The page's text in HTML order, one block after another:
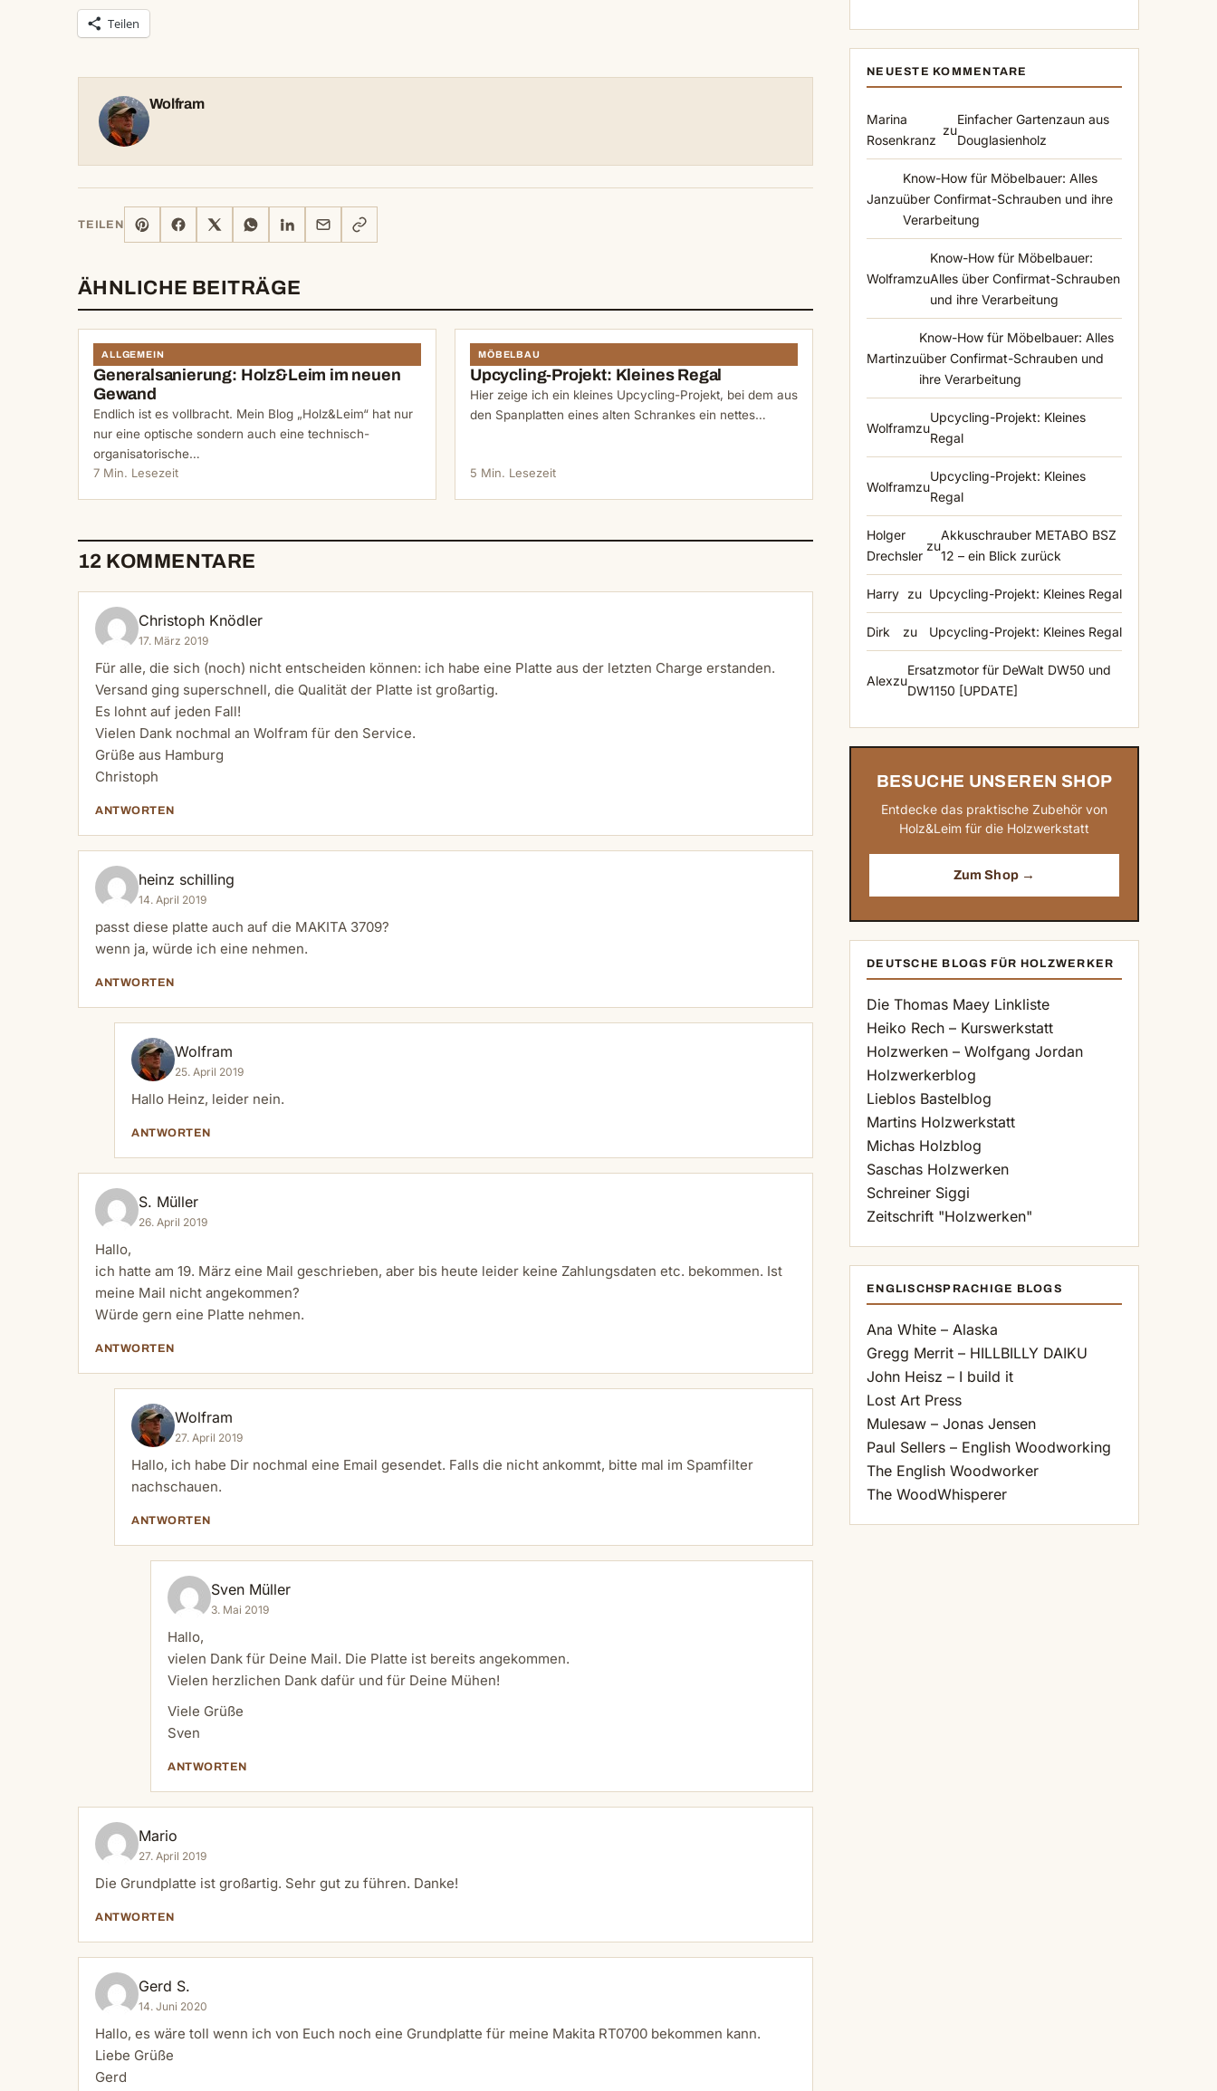
Teilen
Wolfram
TEILEN
PINTERESTFACEBOOK WHATSAPPLINKEDIN
MAIL
LINK
KOPIEREN
ÄHNLICHE BEITRÄGE
ALLGEMEIN
Generalsanierung: Holz&Leim im neuen
Gewand
Endlich ist es vollbracht. Mein Blog „Holz&Leim“ hat nur
nur eine optische sondern auch eine technisch-
organisatorische…
7 Min. Lesezeit
MÖBELBAU
Upcycling-Projekt: Kleines Regal
Hier zeige ich ein kleines Upcycling-Projekt, bei dem aus
den Spanplatten eines alten Schrankes ein nettes…
5 Min. Lesezeit
12 KOMMENTARE
Christoph Knödler
17. März 2019
Für alle, die sich (noch) nicht entscheiden können: ich habe eine Platte aus der letzten Charge erstanden.
Versand ging superschnell, die Qualität der Platte ist großartig.
Es lohnt auf jeden Fall!
Vielen Dank nochmal an Wolfram für den Service.
Grüße aus Hamburg
Christoph
ANTWORTEN
heinz schilling
14. April 2019
passt diese platte auch auf die MAKITA 3709?
wenn ja, würde ich eine nehmen.
ANTWORTEN
Wolfram
25. April 2019
Hallo Heinz, leider nein.
ANTWORTEN
S. Müller
26. April 2019
Hallo,
ich hatte am 19. März eine Mail geschrieben, aber bis heute leider keine Zahlungsdaten etc. bekommen. Ist
meine Mail nicht angekommen?
Würde gern eine Platte nehmen.
ANTWORTEN
Wolfram
27. April 2019
Hallo, ich habe Dir nochmal eine Email gesendet. Falls die nicht ankommt, bitte mal im Spamfilter
nachschauen.
ANTWORTEN
Sven Müller
3. Mai 2019
Hallo,
vielen Dank für Deine Mail. Die Platte ist bereits angekommen.
Vielen herzlichen Dank dafür und für Deine Mühen!
Viele Grüße
Sven
ANTWORTEN
Mario
27. April 2019
Die Grundplatte ist großartig. Sehr gut zu führen. Danke!
ANTWORTEN
Gerd S.
14. Juni 2020
Hallo, es wäre toll wenn ich von Euch noch eine Grundplatte für meine Makita RT0700 bekommen kann.
Liebe Grüße
Gerd
NEUESTE KOMMENTARE
Marina
Rosenkranz
zu
Einfacher Gartenzaun aus
Douglasienholz
Janzu
Know-How für Möbelbauer: Alles
über Confirmat-Schrauben und ihre
Verarbeitung
Wolframzu
Know-How für Möbelbauer:
Alles über Confirmat-Schrauben
und ihre Verarbeitung
Martinzu
Know-How für Möbelbauer: Alles
über Confirmat-Schrauben und
ihre Verarbeitung
Wolframzu
Upcycling-Projekt: Kleines
Regal
Wolframzu
Upcycling-Projekt: Kleines
Regal
Holger
Drechsler
zu
Akkuschrauber METABO BSZ
12 – ein Blick zurück
Harry zu Upcycling-Projekt: Kleines Regal
Dirk zu Upcycling-Projekt: Kleines Regal
Alexzu
Ersatzmotor für DeWalt DW50 und
DW1150 [UPDATE]
BESUCHE UNSEREN SHOP
Entdecke das praktische Zubehör von
Holz&Leim für die Holzwerkstatt
Zum Shop →
DEUTSCHE BLOGS FÜR HOLZWERKER
Die Thomas Maey Linkliste
Heiko Rech – Kurswerkstatt
Holzwerken – Wolfgang Jordan
Holzwerkerblog
Lieblos Bastelblog
Martins Holzwerkstatt
Michas Holzblog
Saschas Holzwerken
Schreiner Siggi
Zeitschrift "Holzwerken"
ENGLISCHSPRACHIGE BLOGS
Ana White – Alaska
Gregg Merrit – HILLBILLY DAIKU
John Heisz – I build it
Lost Art Press
Mulesaw – Jonas Jensen
Paul Sellers – English Woodworking
The English Woodworker
The WoodWhisperer